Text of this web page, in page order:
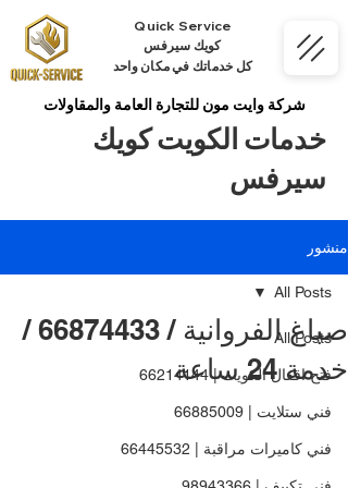
Quick Service
كويك سيرفس
كل خدماتك في مكان واحد
شركة وايت مون للتجارة العامة والمقاولات
خدمات الكويت كويك
سيرفس
منشور
All Posts
فتح اقفال الكويت | 66214144
فني ستلايت | 66885009
فني كاميرات مراقبة | 66445532
All Posts
صباغ الفروانية / 66874433 /
خدمة 24 ساعة